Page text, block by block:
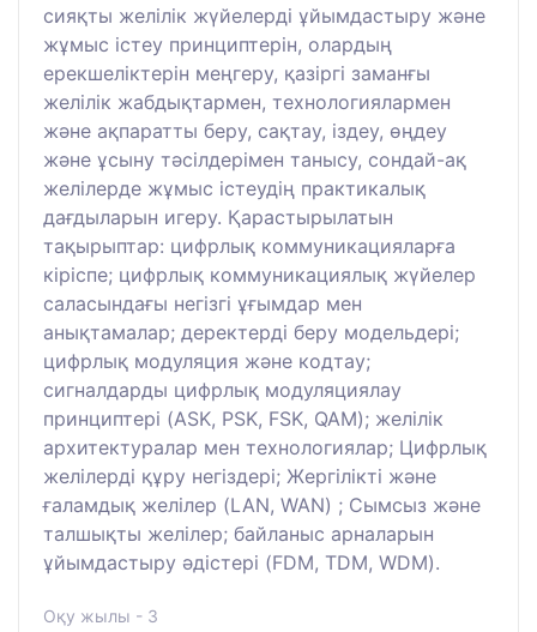
сияқты желілік жүйелерді ұйымдастыру және
жұмыс істеу принциптерін, олардың
ерекшеліктерін меңгеру, қазіргі заманғы
желілік жабдықтармен, технологиялармен
және ақпаратты беру, сақтау, іздеу, өңдеу
және ұсыну тәсілдерімен танысу, сондай-ақ
желілерде жұмыс істеудің практикалық
дағдыларын игеру. Қарастырылатын
тақырыптар: цифрлық коммуникацияларға
кіріспе; цифрлық коммуникациялық жүйелер
саласындағы негізгі ұғымдар мен
анықтамалар; деректерді беру модельдері;
цифрлық модуляция және кодтау;
сигналдарды цифрлық модуляциялау
принциптері (ASK, PSK, FSK, QAM); желілік
архитектуралар мен технологиялар; Цифрлық
желілерді құру негіздері; Жергілікті және
ғаламдық желілер (LAN, WAN) ; Сымсыз және
талшықты желілер; байланыс арналарын
ұйымдастыру әдістері (FDM, TDM, WDM).
Оқу жылы - 3